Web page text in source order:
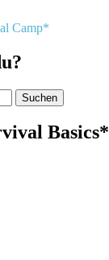
Camp*
Basics*